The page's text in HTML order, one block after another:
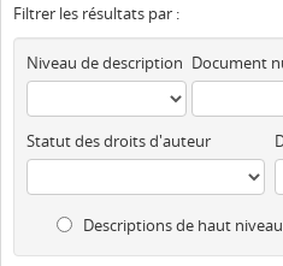
Filtrer les résultats par :
Niveau de description
Statut des droits d'auteur
Descriptions de haut niveau